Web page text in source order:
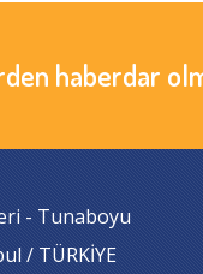
haberdar
- Tunaboyu
/ TÜRKİYE